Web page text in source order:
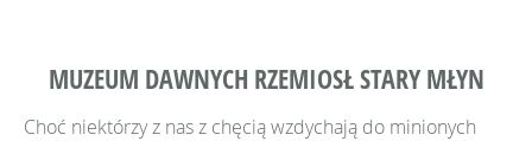
MUZEUM DAWNYCH RZEMIOSŁ STARY MŁYN
Choć niektórzy z nas z chęcią wzdychają do minionych